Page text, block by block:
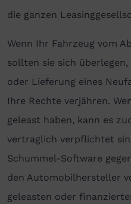
die ganzen
Wenn Ihr Fahrzeug vom
sollten sie sich
oder Lieferung eines
Ihre Rechte verjähren.
geleast haben, kann es
vertraglich verpflichtet
Schummel-Software
den Automobilhersteller
geleasten oder